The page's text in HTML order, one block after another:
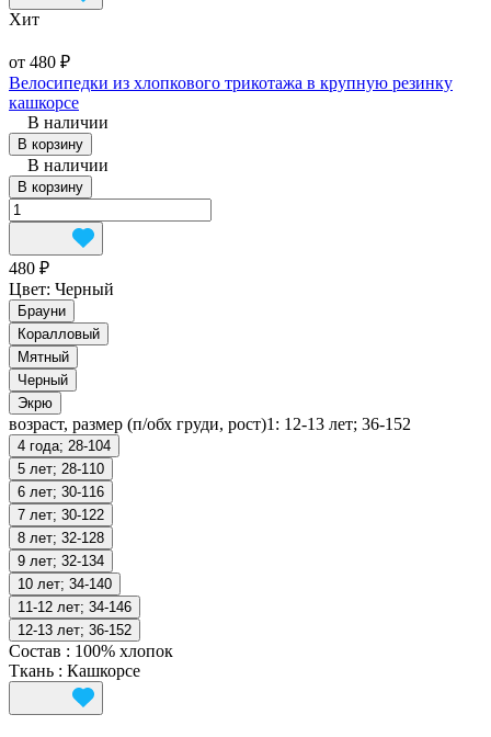
Хит
от 480 ₽
Велосипедки из хлопкового трикотажа в крупную резинку
кашкорсе
В наличии
В корзину
В наличии
В корзину
480 ₽
Цвет: Черный
Брауни
Коралловый
Мятный
Черный
Экрю
возраст, размер (п/обх груди, рост)1: 12-13 лет; 36-152
4 года; 28-104
5 лет; 28-110
6 лет; 30-116
7 лет; 30-122
8 лет; 32-128
9 лет; 32-134
10 лет; 34-140
11-12 лет; 34-146
12-13 лет; 36-152
Состав : 100% хлопок
Ткань : Кашкорсе